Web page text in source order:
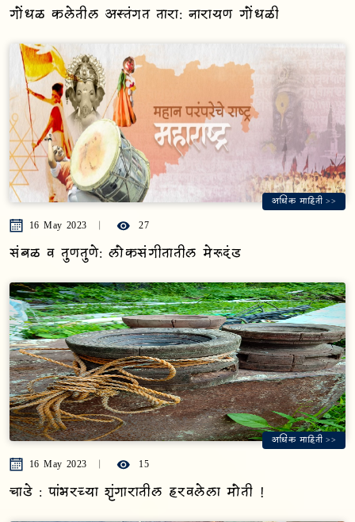
गोंधळ कलेतील अस्तंगत तारा: नारायण गोंधळी
अधिक माहिती >>
16 May 2023 27
संबळ व तुणतुणे: लोकसंगीतातील मेरूदंड
अधिक माहिती >>
16 May 2023 15
चाडे : पांभरच्या शृंगारातील हरवलेला मोती !